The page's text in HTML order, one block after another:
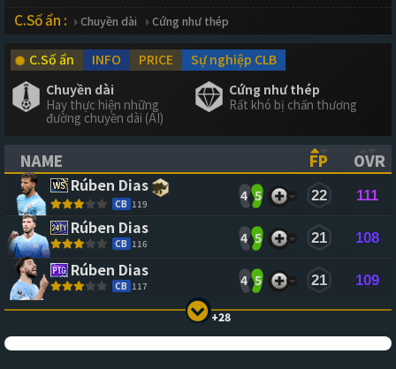
C.Số ẩn : Chuyền dài Cứng như thép
C.Số ẩn INFO PRICE
Sự nghiệp CLB
Chuyền dài
Hay thực hiện những
đường chuyền dài (AI)
Cứng như thép
Rất khó bị chấn thương
NAME
(CLICK TO SORT ASCENDING)
FP
OVR
Rúben Dias
CB 119
4 5 22 111
Rúben Dias
CB 116 4 5 21 108
Rúben Dias
CB 117 4 5 21 109
+28